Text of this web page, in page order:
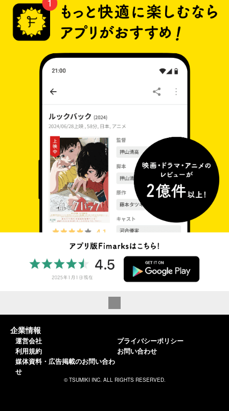
企業情報
運営会社
利用規約
媒体資料・広告掲載のお問い合わ
せ
プライバシーポリシー
お問い合わせ
© TSUMIKI INC. ALL RIGHTS RESERVED.